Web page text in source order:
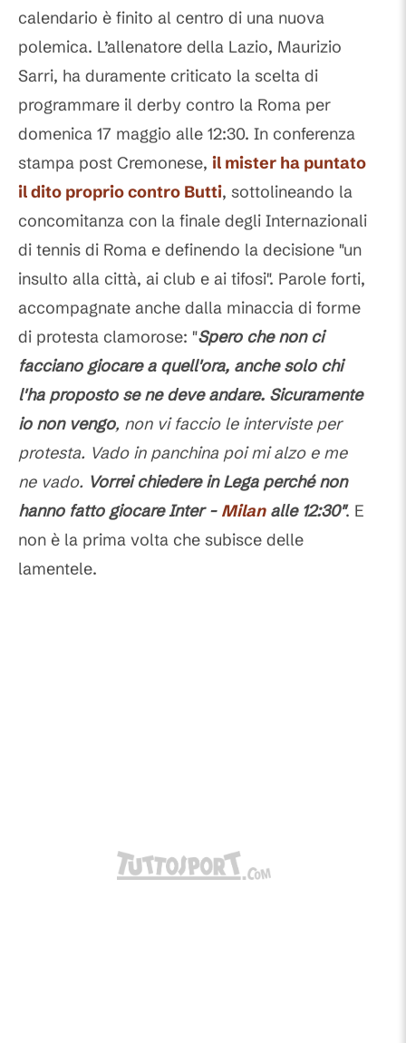
calendario è finito al centro di una nuova
polemica. L’allenatore della Lazio, Maurizio
Sarri, ha duramente criticato la scelta di
programmare il derby contro la Roma per
domenica 17 maggio alle 12:30. In conferenza
stampa post Cremonese, il mister ha puntato
il dito proprio contro Butti, sottolineando la
concomitanza con la finale degli Internazionali
di tennis di Roma e definendo la decisione "un
insulto alla città, ai club e ai tifosi". Parole forti,
accompagnate anche dalla minaccia di forme
di protesta clamorose: "Spero che non ci
facciano giocare a quell'ora, anche solo chi
l'ha proposto se ne deve andare. Sicuramente
io non vengo, non vi faccio le interviste per
protesta. Vado in panchina poi mi alzo e me
ne vado. Vorrei chiedere in Lega perché non
hanno fatto giocare Inter - Milanalle 12:30". E
non è la prima volta che subisce delle
lamentele.